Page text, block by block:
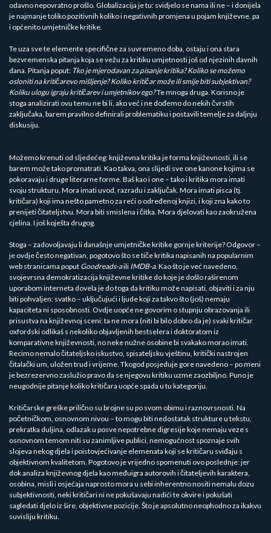
odavno nepovratno prošlo. Globalizacija je tu: svidjelo se nama ili ne – i donijela
je najmanje toliko pozitivnih koliko i negativnih promjena u pojam književne, pa
i općenito umjetničke kritike.
Te uza sve te elemente specifične za suvremeno doba, ostaju i ona stara
bezvremenska pitanja koja se vežu za kritiku umjetnosti još od njezinih davnih
dana. Pitanja poput: Tko je mjerodavan za pisanje kritika? Koliko se možemo
osloniti na kritičarevo mišljenje? Koliko kritičar može ili smije biti subjektivan?
Koliku ulogu igraju kritičarev i umjetnikov ego?Te mnoga druga. Korisno je
stoga analizirati ovu temu ne bi li, ako već i ne dođemo do nekih čvrstih
zaključaka, barem pravilno definirali problematiku i postavili temelje za daljnju
diskusiju.
Možemo krenuti od sljedećeg: književna kritika je forma književnosti, ili se
barem može tako promatrati. Kao takva, ona slijedi sve one kanone kojima se
pokoravaju i druge literarne forme. Baš kao i one – tako i kritika mora imati
svoju strukturu. Mora imati uvod, razradu i zaključak. Mora imati pisca (tj.
kritičara) koji ima nešto pametno za reći o određenoj knjizi, i koji zna kako to
prenijeti čitateljstvu. Mora biti smislena i čitka. Mora djelovati kao zaokružena
cjelina. I još koješta drugog.
Stoga – zadovoljavaju li današnje umjetničke kritike gornje kriterije? Odgovor –
je ovdje često negativan, pogotovo što se tiče kritika napisanih na popularnim
web stranicama poput Goodreads-aili IMDB-a. Kao što je već navedeno,
svojevrsna demokratizacija književne kritike do koje je došlo raširenom
uporabom interneta dovela je do toga da kritiku može napisati, objaviti i za nju
biti pohvaljen: svatko – uključujući i ljude koji za takvo što (još) nemaju
kapaciteta ni sposobnosti. Ovdje uopće ne govorim o stupnju obrazovanja ili
prisustva na književnoj sceni: ta ne mora (niti bi bilo dobro da je) svaki kritičar
oxfordski odlikaš s nekoliko objavljenih bestselera i doktoratom iz
komparativne književnosti, no neke nužne osobine bi svakako morao imati.
Recimo nemalo čitateljsko iskustvo, spisateljsku vještinu, kritički nastrojen
čitalački um, uložen trud i vrijeme. Tkogod posjeduje gore navedeno – po meni
je bezrezervno zaslužio pravo da se njegovu kritiku uzme zaozbiljno. Puno je
neugodnije pitanje koliko kritičara uopće spada u tu kategoriju.
Kritičarske greške prilično su brojne su po svom obimu i raznovrsnosti. Na
početničkom, osnovnom nivou – to mogu biti nedostatak strukture u tekstu,
prekratka duljina, odlazak u posve nepotrebne digresije koje nemaju veze s
osnovnom temom niti su zanimljive publici, nemogućnost spoznaje svih
slojeva nekog djela i poistovjećivanje elemenata koji se kritičaru sviđaju s
objektivnom kvalitetom. Pogotovo je vrijedno spomenuti ovo poslednje: jer
dok analiza književnog djela kao međuigra autorovih i čitateljevih karaktera,
osobina, misli i osjećaja naprosto mora u sebi inherentno nositi nemalu dozu
subjektivnosti, neki kritičari ni ne pokušavaju nadići te okvire i pokušati
sagledati djelo iz šire, objektivne pozicije. Što je apsolutno neophodno za ikakvu
suvisliju kritiku.